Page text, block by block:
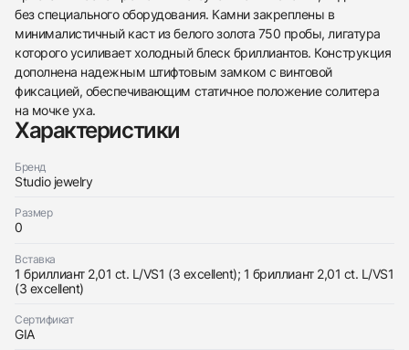
438
285
145
142
205
204
195
150
6
без специального оборудования. Камни закреплены в
минималистичный каст из белого золота 750 пробы, лигатура
которого усиливает холодный блеск бриллиантов. Конструкция
дополнена надежным штифтовым замком с винтовой
фиксацией, обеспечивающим статичное положение солитера
на мочке уха.
Характеристики
Бренд
Studio jewelry
Размер
0
Вставка
1 бриллиант 2,01 ct. L/VS1 (3 excellent); 1 бриллиант 2,01 ct. L/VS1
(3 excellent)
Сертификат
GIA
Оставьте ваши контактные данные и мы свяжемся
с вами
Трейд-ин часов
Studio jewelry
Серьги 2,01/2,01 ct. L/VS1 (3 Excellent) Round